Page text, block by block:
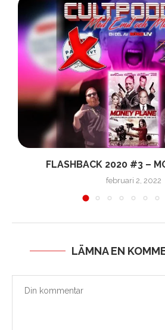
FLASHBACK 2020 #3 –
februari 2, 2022
LÄMNA EN